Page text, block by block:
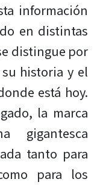
información
en distintas
distingue por
historia y el
está hoy.
la marca
gigantesca
tanto para
para los